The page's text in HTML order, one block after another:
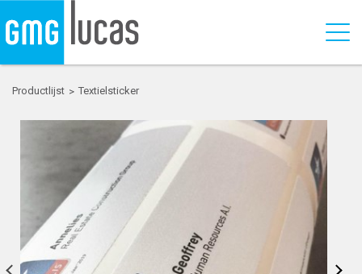
Productlijst Textielsticker